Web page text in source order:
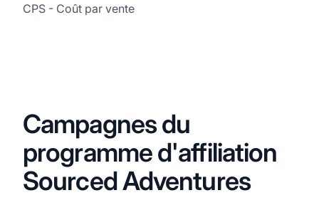
CPS - Coût par vente
Campagnes du
programme d'affiliation
Sourced Adventures